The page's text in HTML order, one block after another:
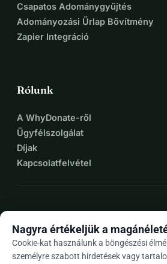
Csapatos Adománygyűjtés
Adományozási Űrlap Bővítmény
Zapier Integráció
Rólunk
A WhyDonate-ről
Ügyfélszolgálat
Díjak
Kapcsolatfelvétel
Nagyra értékeljük a
Cookie-kat használunk a böngészési
személyre szabott hirdetések vagy